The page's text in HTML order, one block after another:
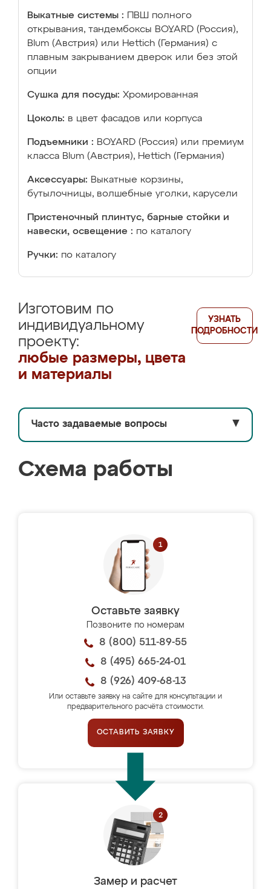
Выкатные системы :
ПВШ полного
открывания, тандембоксы BOYARD (Россия),
Blum (Австрия) или Hettich (Германия) с
плавным закрыванием дверок или без этой
опции
Сушка для посуды: Хромированная
Цоколь: в цвет фасадов или корпуса
Подъемники : BOYARD (Россия) или премиум
класса Blum (Австрия), Hettich (Германия)
Аксессуары: Выкатные корзины,
бутылочницы, волшебные уголки, карусели
Пристеночный плинтус, барные стойки и
навески, освещение : по каталогу
Ручки: по каталогу
Изготовим по
индивидуальному
проекту:
любые размеры, цвета
и материалы
УЗНАТЬ
ПОДРОБНОСТИ
Часто задаваемые вопросы ▼
Схема работы
Оставьте заявку
Позвоните по номерам
8 (800) 511-89-55
8 (495) 665-24-01
8 (926) 409-68-13
Или оставьте заявку на сайте для консультации и
предварительного расчёта стоимости.
ОСТАВИТЬ ЗАЯВКУ
Замер и расчет